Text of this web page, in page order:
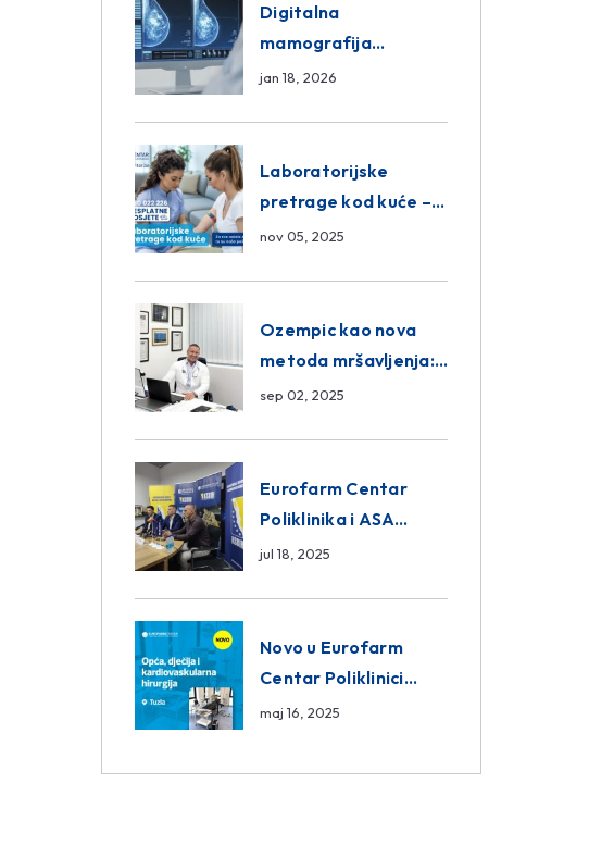
Digitalna
mamografija
Sarajevo – Pregled
jan 18, 2026
Laboratorijske
pretrage kod kuće –
novo u Eurofam
nov 05, 2025
Ozempic kao nova
metoda mršavljenja:
da ili ne?
sep 02, 2025
Eurofarm Centar
Poliklinika i ASA
CENTRAL osiguranje
BiH
jul 18, 2025
Novo u Eurofarm
Centar Poliklinici
Tuzla – opća, dječija i
hirurgija
maj 16, 2025